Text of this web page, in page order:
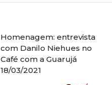
Homenagem: entrevista
com Danilo Niehues no
Café com a Guarujá
18/03/2021